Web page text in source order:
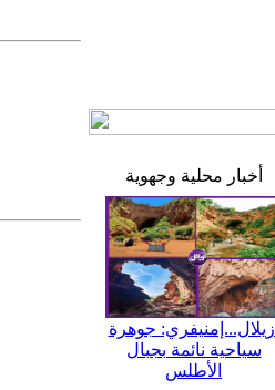
أخبار محلية وجهوية
أزيلال...إمنيفري: جوهرة
سياحية نائمة بجبال
الأطلس